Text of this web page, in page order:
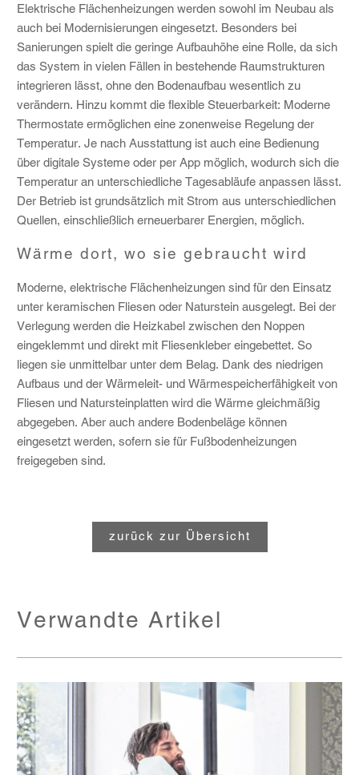
Elektrische Flächenheizungen werden sowohl im Neubau als
auch bei Modernisierungen eingesetzt. Besonders bei
Sanierungen spielt die geringe Aufbauhöhe eine Rolle, da sich
das System in vielen Fällen in bestehende Raumstrukturen
integrieren lässt, ohne den Bodenaufbau wesentlich zu
verändern. Hinzu kommt die flexible Steuerbarkeit: Moderne
Thermostate ermöglichen eine zonenweise Regelung der
Temperatur. Je nach Ausstattung ist auch eine Bedienung
über digitale Systeme oder per App möglich, wodurch sich die
Temperatur an unterschiedliche Tagesabläufe anpassen lässt.
Der Betrieb ist grundsätzlich mit Strom aus unterschiedlichen
Quellen, einschließlich erneuerbarer Energien, möglich.
Wärme dort, wo sie gebraucht wird
Moderne, elektrische Flächenheizungen sind für den Einsatz
unter keramischen Fliesen oder Naturstein ausgelegt. Bei der
Verlegung werden die Heizkabel zwischen den Noppen
eingeklemmt und direkt mit Fliesenkleber eingebettet. So
liegen sie unmittelbar unter dem Belag. Dank des niedrigen
Aufbaus und der Wärmeleit- und Wärmespeicherfähigkeit von
Fliesen und Natursteinplatten wird die Wärme gleichmäßig
abgegeben. Aber auch andere Bodenbeläge können
eingesetzt werden, sofern sie für Fußbodenheizungen
freigegeben sind.
zurück zur Übersicht
Verwandte Artikel